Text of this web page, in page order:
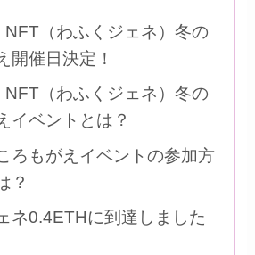
NFT（わふくジェネ）冬の
開催日決定！
NFT（わふくジェネ）冬の
イベントとは？
ろもがえイベントの参加方
？
ネ0.4ETHに到達しました